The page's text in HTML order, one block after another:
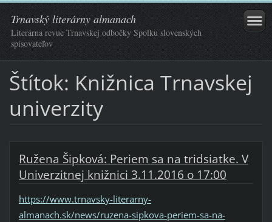
Trnavský literárny almanach
Literárna revue Trnavskej odbočky Spolku slovenských
spisovateľov
Štítok: Knižnica Trnavskej
univerzity
Ružena Šipková: Periem sa na tridsiatke. V
Univerzitnej knižnici 3.11.2016 o 17:00
https://www.trnavsky-literarny-
almanach.sk/news/ruzena-sipkova-periem-sa-na-